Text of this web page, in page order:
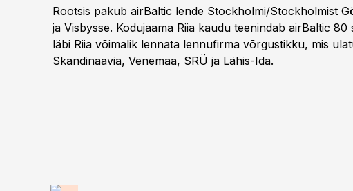
Rootsis pakub airBaltic lende Stockholmi/Stockholmist
ja Visbysse. Kodujaama Riia kaudu teenindab airBaltic
läbi Riia võimalik lennata lennufirma võrgustikku, mis
Skandinaavia, Venemaa, SRÜ ja Lähis-Ida.